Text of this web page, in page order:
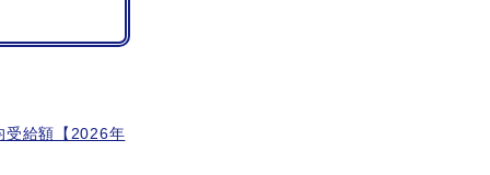
受給額【2026年